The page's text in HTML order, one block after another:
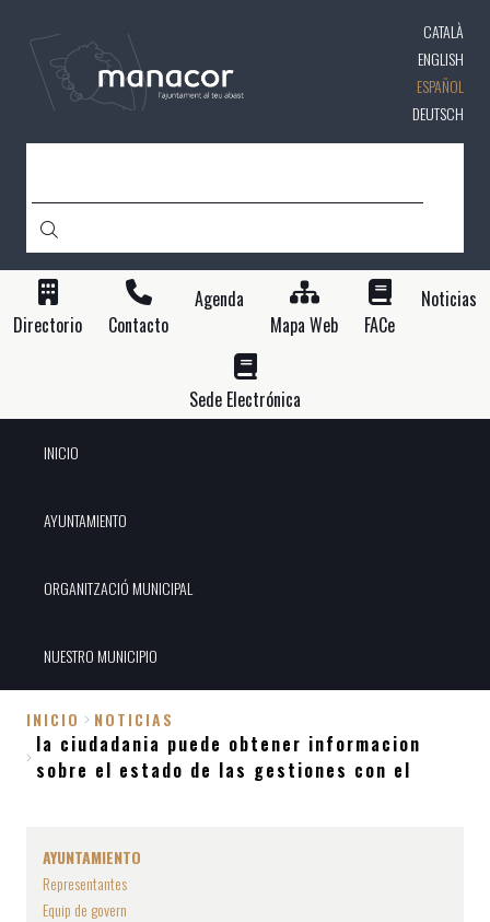
contenido
principal
CATALÀ
ENGLISH
ESPAÑOL
DEUTSCH
Directorio Contacto
Agenda
Mapa Web
FACe
Noticias
Sede Electrónica
INICIO
AYUNTAMIENTO
ORGANITZACIÓ MUNICIPAL
NUESTRO MUNICIPIO
Sobrescribir
enlaces
ayuda
INICIO NOTICIAS
la ciudadania puede obtener informacion
sobre el estado de las gestiones con el
AYUNTAMIENTO
Representantes
Equip de govern